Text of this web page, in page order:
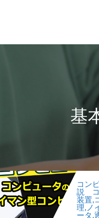
基
コン
説 コ
装置,
理,ノ
ータ,